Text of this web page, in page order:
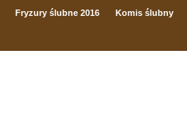
Fryzury ślubne 2016 Komis ślubny